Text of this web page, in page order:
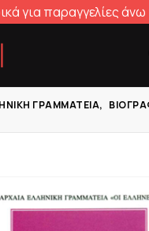
για παραγγελίες
ΓΡΑΜΜΑΤΕΊΑ,